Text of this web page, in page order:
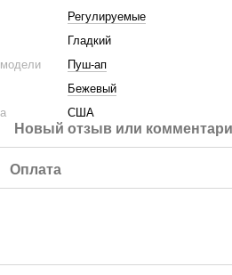
Регулируемые
Гладкий
Пуш-ап
Бежевый
США
Новый отзыв или
Оплата